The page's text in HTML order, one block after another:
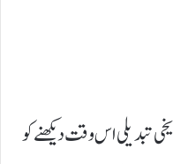
تبدیلی اس وقت دیکھنے کو